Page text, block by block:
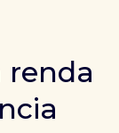
renda